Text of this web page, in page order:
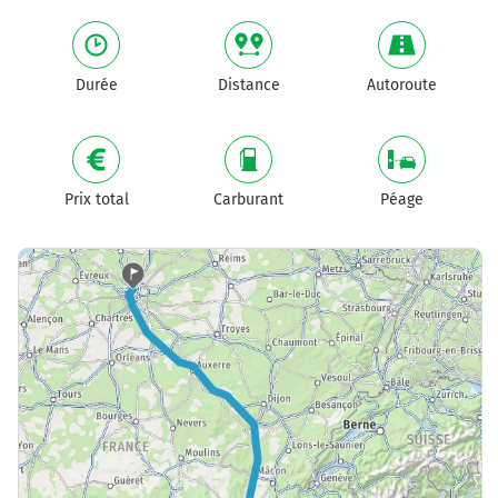
Durée Distance Autoroute
Prix total Carburant Péage